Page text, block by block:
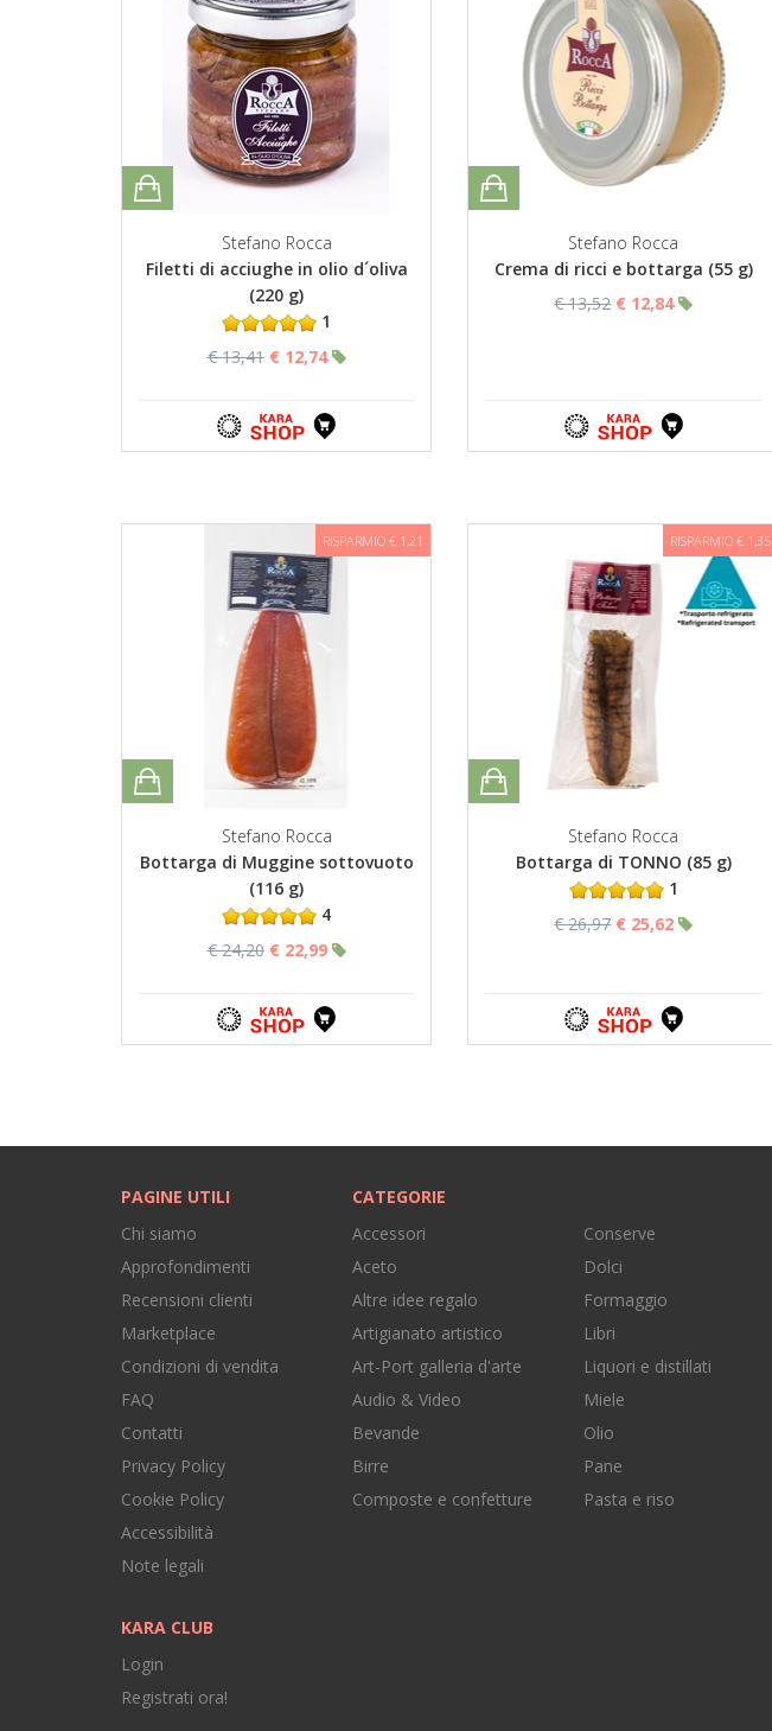
Stefano Rocca
Filetti di acciughe in olio d´oliva
(220 g)
1
€ 13,41 € 12,74
Stefano Rocca
Crema di ricci e bottarga (55 g)
€ 13,52 € 12,84
RISPARMIO € 1,21
Stefano Rocca
Bottarga di Muggine sottovuoto
(116 g)
4
€ 24,20 € 22,99
RISPARMIO € 1,35
Stefano Rocca
Bottarga di TONNO (85 g)
1
€ 26,97 € 25,62
PAGINE UTILI
Chi siamo
Approfondimenti
Recensioni clienti
Marketplace
Condizioni di vendita
FAQ
Contatti
Privacy Policy
Cookie Policy
Accessibilità
Note legali
KARA CLUB
Login
Registrati ora!
CATEGORIE
Accessori
Aceto
Altre idee regalo
Artigianato artistico
Art-Port galleria d'arte
Audio & Video
Bevande
Birre
Composte e confetture
Conserve
Dolci
Formaggio
Libri
Liquori e distillati
Miele
Olio
Pane
Pasta e riso